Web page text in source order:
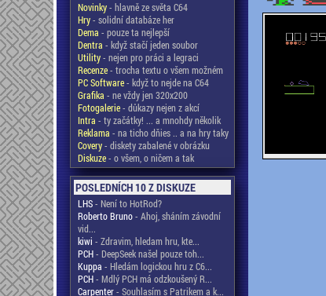
Novinky- hlavně ze světa C64
Hry- solidní databáze her
Dema - pouze ta nejlepší
Dentra - když stačí jeden soubor
Utility- nejen pro práci a legraci
Recenze- trocha textu o všem možném
PC Software- když to nejde na C64
Grafika - ne vždy jen 320x200
Fotogalerie- důkazy nejen z akcí
Intra - ty začátky! ... a mnohdy několik
Reklama - na ticho dňies .. a na hry taky
Covery- diskety zabalené v obrázku
Diskuze- o všem, o ničem a tak
POSLEDNÍCH 10 Z DISKUZE
LHS- Není to HotRod?
Roberto Bruno- Ahoj, sháním závodní
vid...
kiwi - Zdravim, hledam hru, kte...
PCH- DeepSeek našel pouze toh...
Kuppa - Hledám logickou hru z C6...
PCH- Mdlý PCH má odzkoušený R...
Carpenter- Souhlasím s Patrikem a k...